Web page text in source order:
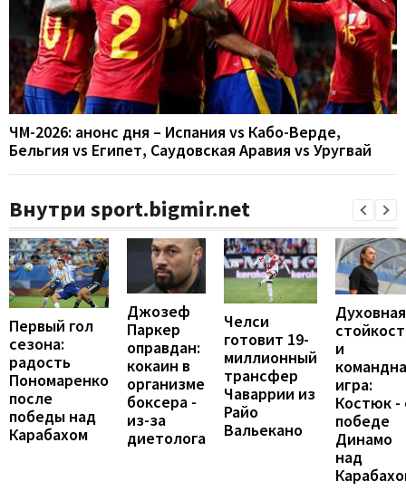
ЧМ-2026: анонс дня – Испания vs Кабо-Верде,
Бельгия vs Египет, Саудовская Аравия vs Уругвай
Внутри sport.bigmir.net
Первый гол
сезона:
радость
Пономаренко
после
победы над
Карабахом
Джозеф
Паркер
оправдан:
кокаин в
организме
боксера -
из-за
диетолога
Челси
готовит 19-
миллионный
трансфер
Чаваррии из
Райо
Вальекано
Духовная
и
игра:
Костюк -
победе
Динамо
над